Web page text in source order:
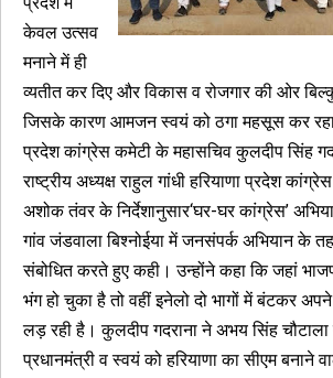
केवल उत्सव
मनाने में ही
व्यतीत कर दिए और विकास व रोजगार की ओर
जिसके कारण आमजन स्वयं को ठगा महसूस कर रहा
प्रदेश कांग्रेस कमेटी के महासचिव कुलदीप सिंह
राष्ट्रीय अध्यक्ष राहुल गांधी हरियाणा प्रदेश
अशोक तंवर के निर्देशानुसार‘घर-घर कांग्रेस’
गांव जंडवाला बिश्नोईया में जनसंपर्क अभियान के
संबोधित करते हुए कही। उन्होंने कहा कि जहां
भंग हो चुका है तो वहीं इनेलो दो भागों में बंटकर
लड़ रही है। कुलदीप गदराना ने अभय सिंह चौटाला
प्रधानमंत्री व स्वयं को हरियाणा का सीएम बनाने